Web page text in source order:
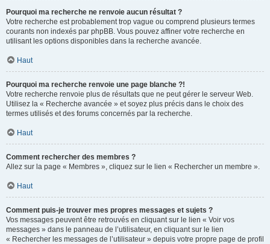
Pourquoi ma recherche ne renvoie aucun résultat ?
Votre recherche est probablement trop vague ou comprend plusieurs termes
courants non indexés par phpBB. Vous pouvez affiner votre recherche en
utilisant les options disponibles dans la recherche avancée.
Haut
Pourquoi ma recherche renvoie une page blanche ?!
Votre recherche renvoie plus de résultats que ne peut gérer le serveur Web.
Utilisez la « Recherche avancée » et soyez plus précis dans le choix des
termes utilisés et des forums concernés par la recherche.
Haut
Comment rechercher des membres ?
Allez sur la page « Membres », cliquez sur le lien « Rechercher un membre ».
Haut
Comment puis-je trouver mes propres messages et sujets ?
Vos messages peuvent être retrouvés en cliquant sur le lien « Voir vos
messages » dans le panneau de l’utilisateur, en cliquant sur le lien
« Rechercher les messages de l’utilisateur » depuis votre propre page de profil